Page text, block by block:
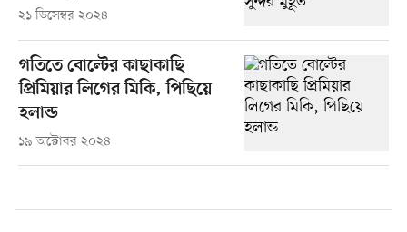
২১ ডিসেম্বর ২০২৪
গতিতে বোল্টের কাছাকাছি
প্রিমিয়ার লিগের মিকি, পিছিয়ে
হলান্ড
১৯ অক্টোবর ২০২৪